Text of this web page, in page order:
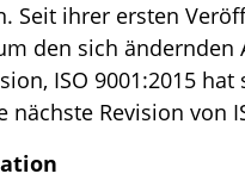
Seit ihrer ersten
den sich
ISO 9001:2015
nächste Revision von